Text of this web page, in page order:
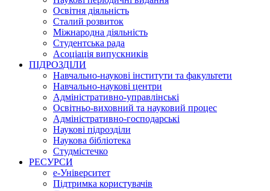
Освітня діяльність
Сталий розвиток
Міжнародна діяльність
Студентська рада
Асоціація випускників
ПІДРОЗДІЛИ
Навчально-наукові інститути та факультети
Навчально-наукові центри
Адміністративно-управлінські
Освітньо-виховний та науковий процес
Адміністративно-господарські
Наукові підрозділи
Наукова бібліотека
Студмістечко
РЕСУРСИ
е-Університет
Підтримка користувачів